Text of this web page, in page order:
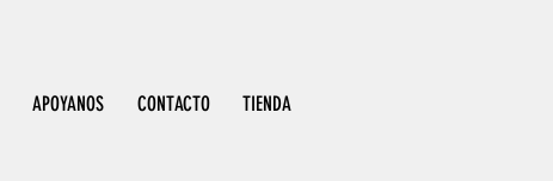
APOYANOS CONTACTO TIENDA